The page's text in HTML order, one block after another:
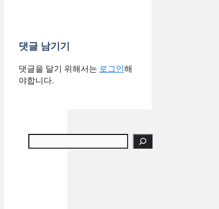
댓글 남기기
댓글을 달기 위해서는 로그인해
야합니다.